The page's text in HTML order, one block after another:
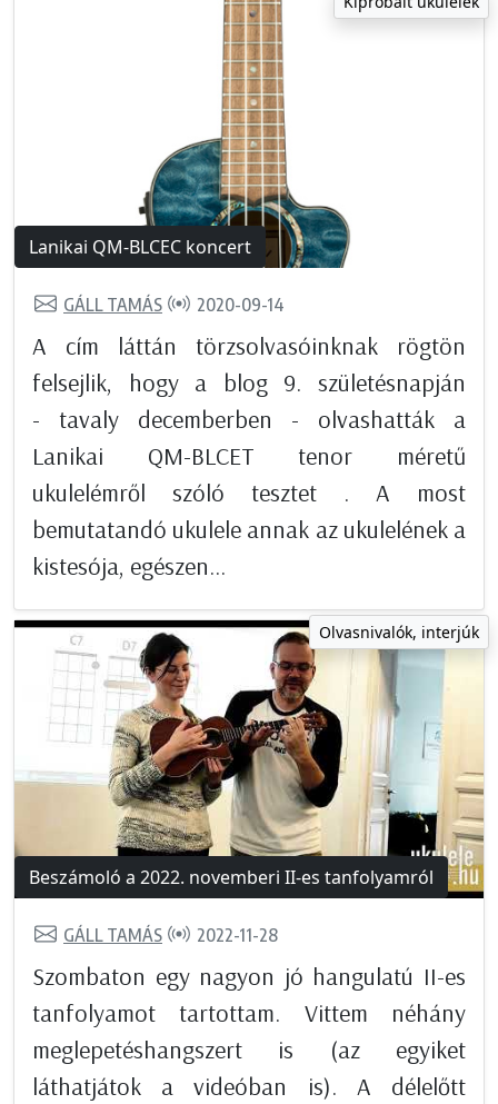
Lanikai QM-BLCEC koncert
GÁLL TAMÁS 2020-09-14
A cím láttán törzsolvasóinknak rögtön
felsejlik, hogy a blog 9. születésnapján
- tavaly decemberben - olvashatták a
Lanikai QM-BLCET tenor méretű
ukulelémről szóló tesztet . A most
bemutatandó ukulele annak az ukulelének a
kistesója, egészen...
Olvasnivalók, interjúk
Beszámoló a 2022. novemberi II-es tanfolyamról
GÁLL TAMÁS 2022-11-28
Szombaton egy nagyon jó hangulatú II-es
tanfolyamot tartottam. Vittem néhány
meglepetéshangszert is (az egyiket
láthatjátok a videóban is). A délelőtt